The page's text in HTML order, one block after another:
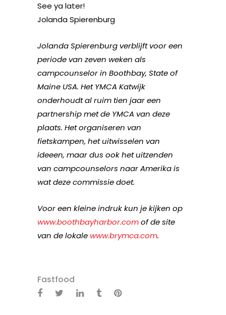
See ya later!
Jolanda Spierenburg
Jolanda Spierenburg verblijft voor een
periode van zeven weken als
campcounselor in Boothbay, State of
Maine USA. Het YMCA Katwijk
onderhoudt al ruim tien jaar een
partnership met de YMCA van deze
plaats. Het organiseren van
fietskampen, het uitwisselen van
ideeen, maar dus ook het uitzenden
van campcounselors naar Amerika is
wat deze commissie doet.
Voor een kleine indruk kun je kijken op
www.boothbayharbor.comof de site
van de lokale www.brymca.com.
Fastfood